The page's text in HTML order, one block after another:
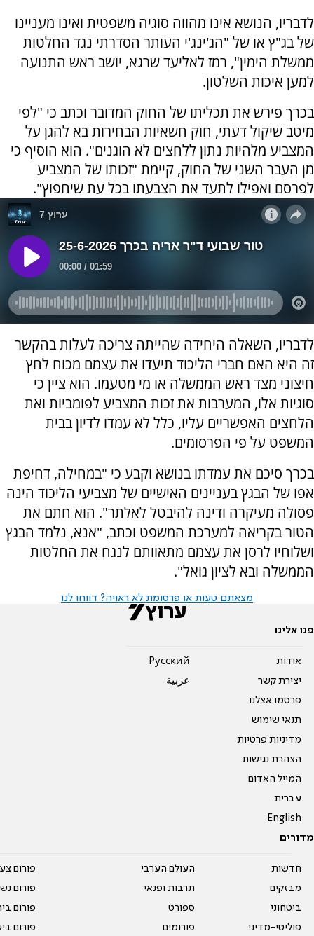
לדבריו, הנושא אינו מהווה סוגיה משפטית ואינו מעניינו
של בג"ץ או של "הג'ינג'י העותר הסדרתי נגד החלטות
ממשלת הימין", רמז לאליעד שרגא, יושב ראש התנועה
למען איכות השלטון.
בכרך פירש את תכליתו של החוק המדובר וכתב כי "לפי
מיטב שיקול דעתי, חוק חשאיות הבחירות בא להגן על
המצביע מלהיות נתון ללחצים לא הוגנים". הוא הוסיף כי
מן העבר השני של החוק, קיימת "זכותו של המצביע
לפרסם ואפילו לתעד את הצבעתו בכל עת שיחפוץ".
לדבריו, השאלה היחידה שהייתה צריכה לעלות בהקשר
זה היא האם חברי הליכוד תיעדו את עצמם מכוח לחץ
חיצוני מצד ראש הממשלה או מי מטעמו. הוא ציין כי
סוגיות אלו, המערבות את זכות המצביע לפומביות ואת
הלחצים האפשריים עליו, כלל לא עמדו לדיון בבית
המשפט על פי הפרסומים.
בכרך סיכם את עמדתו בנושא וקבע כי "במחילה, דחיפת
אפו של הבגץ בעניינים האישיים של מצביעי הליכוד הינה
פסולה מעיקרה ודינה להיבטל לאלתר". הוא חתם את
הטור בקריאה למערכת המשפט וכתב, "אנא, נלמד הבגץ
ושלוחיו לרסן את עצמם מתאוותם לנגח את החלטות
הממשלה ובא לציון גואל".
מצאתם טעות או פרסומת לא ראויה? דווחו לנו
פנו אלינו
אודות
יצירת קשר
פרסמו אצלנו
תנאי שימוש
מדיניות פרטיות
הצהרת נגישות
המייל האדום
עברית
English
Pусский
عربية
מדורים
חדשות
מבזקים
ביטחוני
פוליטי-מדיני
העולם הערבי
תרבות ופנאי
ספורט
פורומים
פורום
פורום
פורום
פורום